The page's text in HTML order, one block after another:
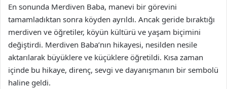
En sonunda Merdiven Baba, manevi bir görevini
tamamladıktan sonra köyden ayrıldı. Ancak geride bıraktığı
merdiven ve öğretiler, köyün kültürü ve yaşam biçimini
değiştirdi. Merdiven Baba’nın hikayesi, nesilden nesile
aktarılarak büyüklere ve küçüklere öğretildi. Kısa zaman
içinde bu hikaye, direnç, sevgi ve dayanışmanın bir sembolü
haline geldi.